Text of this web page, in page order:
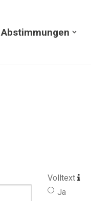
Abstimmungen
Volltext
Ja